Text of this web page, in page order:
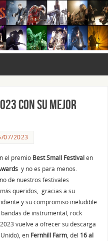
con su mejor
07/2023
el premio Best Small Festivalen
y no es para menos.
de nuestros festivales
queridos, gracias a su
y su compromiso ineludible
de instrumental, rock
vuelve a ofrecer su descarga
en Fernhill Farm, del 16 al